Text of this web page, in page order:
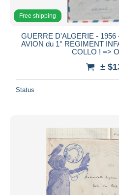
Free shipping
GUERRE D'ALGERIE - 1956
AVION du 1° REGIMENT
COLLO ! =>
±
Status